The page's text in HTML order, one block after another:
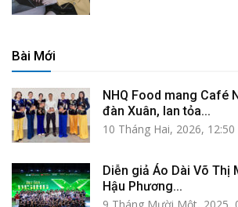
Bài Mới
NHQ Food mang Café
đàn Xuân, lan tỏa...
10 Tháng Hai, 2026, 12:50
Diễn giả Áo Dài Võ Thị
Hậu Phương...